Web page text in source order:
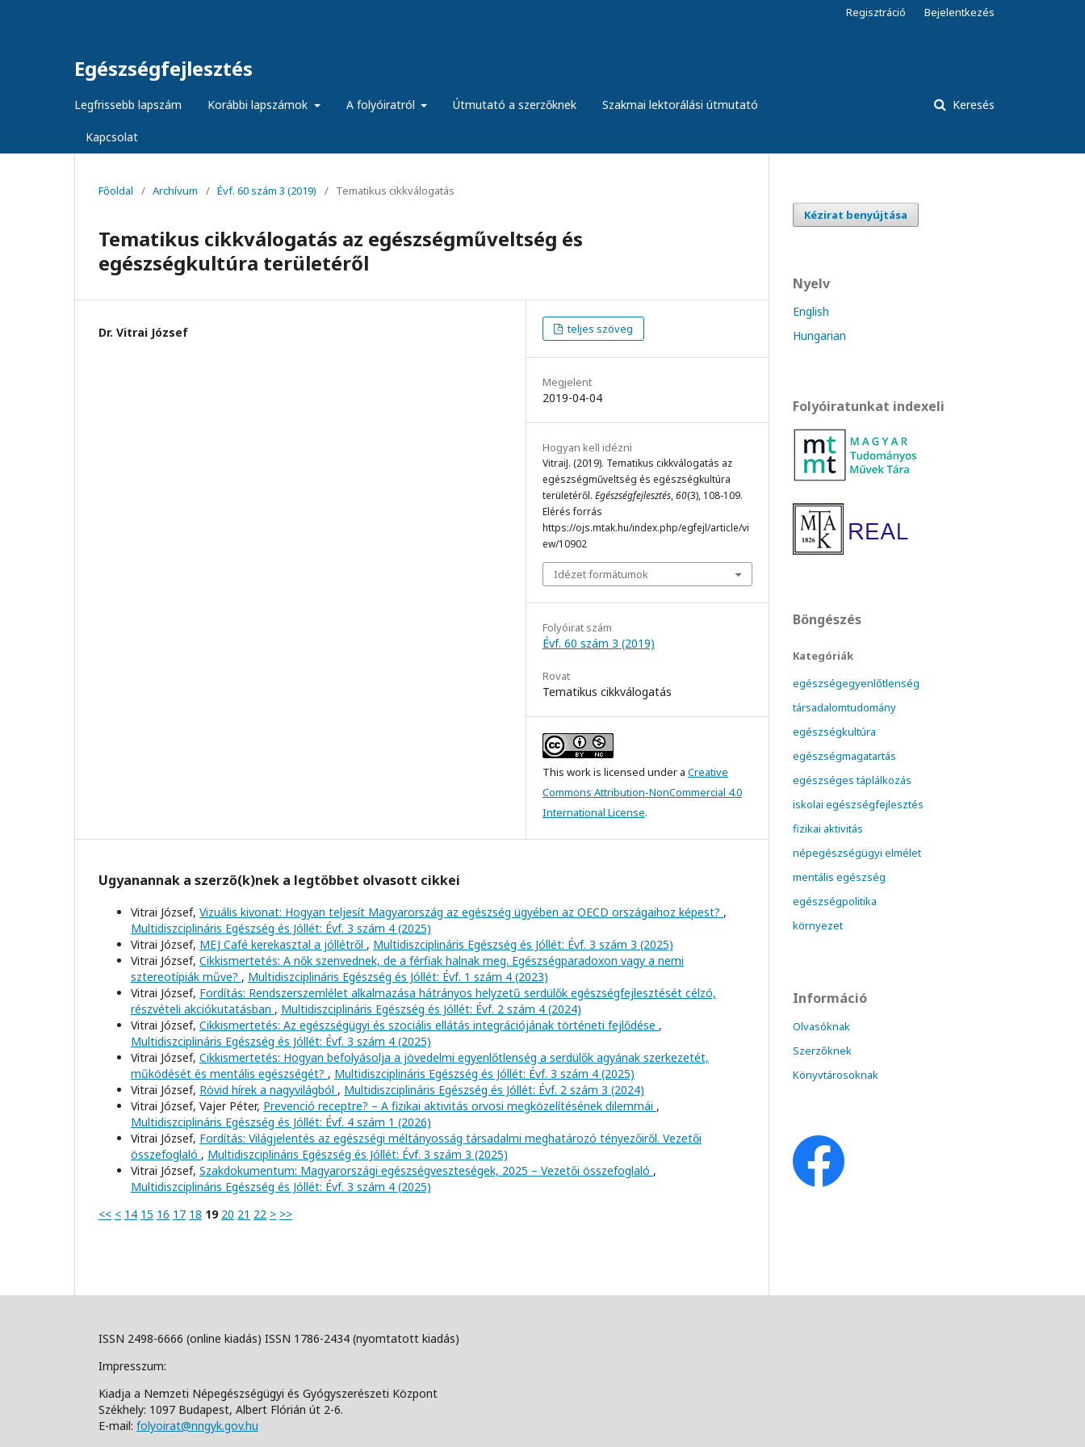
Egészségfejlesztés
Legfrissebb lapszám Korábbi lapszámok A folyóiratról Útmutató a szerzőknek Szakmai lektorálási útmutató
Kapcsolat
Keresés
Regisztráció Bejelentkezés
Főoldal / Archívum / Évf. 60 szám 3 (2019) / Tematikus cikkválogatás
Tematikus cikkválogatás az egészségműveltség és
egészségkultúra területéről
Dr. Vitrai József teljes szöveg
Megjelent
2019-04-04
Hogyan kell idézni
VitraiJ. (2019). Tematikus cikkválogatás az
egészségműveltség és egészségkultúra
területéről. Egészségfejlesztés,60(3), 108-109.
Elérés forrás
https://ojs.mtak.hu/index.php/egfejl/article/vi
ew/10902
Idézet formátumok
Folyóirat szám
Évf. 60 szám 3 (2019)
Rovat
Tematikus cikkválogatás
This work is licensed under a Creative
Commons Attribution-NonCommercial 4.0
International License.
Ugyanannak a szerző(k)nek a legtöbbet olvasott cikkei
Vitrai József, Vizuális kivonat: Hogyan teljesít Magyarország az egészség ügyében az OECD országaihoz képest? ,
Multidiszciplináris Egészség és Jóllét: Évf. 3 szám 4 (2025)
Vitrai József, MEJ Café kerekasztal a jóllétről , Multidiszciplináris Egészség és Jóllét: Évf. 3 szám 3 (2025)
Vitrai József, Cikkismertetés: A nők szenvednek, de a férfiak halnak meg. Egészségparadoxon vagy a nemi
sztereotípiák műve? , Multidiszciplináris Egészség és Jóllét: Évf. 1 szám 4 (2023)
Vitrai József, Fordítás: Rendszerszemlélet alkalmazása hátrányos helyzetű serdülők egészségfejlesztését célzó,
részvételi akciókutatásban , Multidiszciplináris Egészség és Jóllét: Évf. 2 szám 4 (2024)
Vitrai József, Cikkismertetés: Az egészségügyi és szociális ellátás integrációjának történeti fejlődése ,
Multidiszciplináris Egészség és Jóllét: Évf. 3 szám 4 (2025)
Vitrai József, Cikkismertetés: Hogyan befolyásolja a jövedelmi egyenlőtlenség a serdülők agyának szerkezetét,
működését és mentális egészségét? , Multidiszciplináris Egészség és Jóllét: Évf. 3 szám 4 (2025)
Vitrai József, Rövid hírek a nagyvilágból , Multidiszciplináris Egészség és Jóllét: Évf. 2 szám 3 (2024)
Vitrai József, Vajer Péter, Prevenció receptre? – A fizikai aktivitás orvosi megközelítésének dilemmái ,
Multidiszciplináris Egészség és Jóllét: Évf. 4 szám 1 (2026)
Vitrai József, Fordítás: Világjelentés az egészségi méltányosság társadalmi meghatározó tényezőiről. Vezetői
összefoglaló , Multidiszciplináris Egészség és Jóllét: Évf. 3 szám 3 (2025)
Vitrai József, Szakdokumentum: Magyarországi egészségveszteségek, 2025 – Vezetői összefoglaló ,
Multidiszciplináris Egészség és Jóllét: Évf. 3 szám 4 (2025)
<< < 14 15 16 17 18 19 20 21 22 > >>
Kézirat benyújtása
Nyelv
English
Hungarian
Folyóiratunkat indexeli
Böngészés
Kategóriák
egészségegyenlőtlenség
társadalomtudomány
egészségkultúra
egészségmagatartás
egészséges táplálkozás
iskolai egészségfejlesztés
fizikai aktivitás
népegészségügyi elmélet
mentális egészség
egészségpolitika
környezet
Információ
Olvasóknak
Szerzőknek
Könyvtárosoknak
ISSN 2498-6666 (online kiadás) ISSN 1786-2434 (nyomtatott kiadás)
Impresszum:
Kiadja a Nemzeti Népegészségügyi és Gyógyszerészeti Központ
Székhely: 1097 Budapest, Albert Flórián út 2-6.
E-mail: folyoirat@nngyk.gov.hu